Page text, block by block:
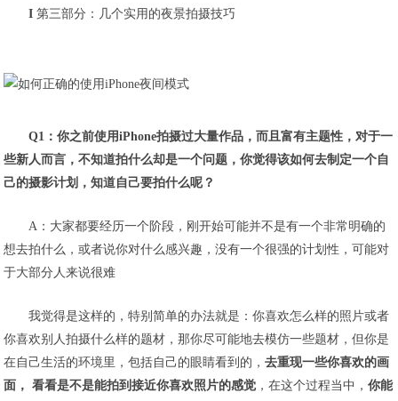
I第三部分：几个实用的夜景拍摄技巧
Q1：你之前使用iPhone拍摄过大量作品，而且富有主题性，对于一
些新人而言，不知道拍什么却是一个问题，你觉得该如何去制定一个自
己的摄影计划，知道自己要拍什么呢？
A：大家都要经历一个阶段，刚开始可能并不是有一个非常明确的
想去拍什么，或者说你对什么感兴趣，没有一个很强的计划性，可能对
于大部分人来说很难
我觉得是这样的，特别简单的办法就是：你喜欢怎么样的照片或者
你喜欢别人拍摄什么样的题材，那你尽可能地去模仿一些题材，但你是
在自己生活的环境里，包括自己的眼睛看到的，去重现一些你喜欢的画
面， 看看是不是能拍到接近你喜欢照片的感觉 ，在这个过程当中，你能